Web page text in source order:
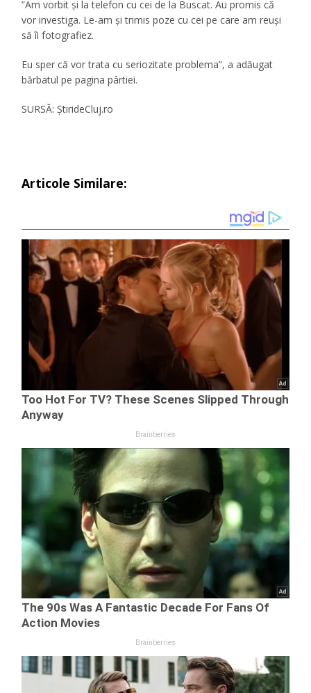
”Am vorbit și la telefon cu cei de la Buscat. Au promis că
vor investiga. Le-am și trimis poze cu cei pe care am reuși
să îi fotografiez.
Eu sper că vor trata cu seriozitate problema”, a adăugat
bărbatul pe pagina pârtiei.
SURSĂ: ȘtirideCluj.ro
Articole Similare: